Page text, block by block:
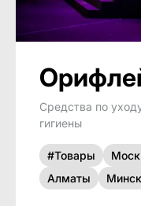
Средства по
гигиены
#Товары
Алматы
Минск